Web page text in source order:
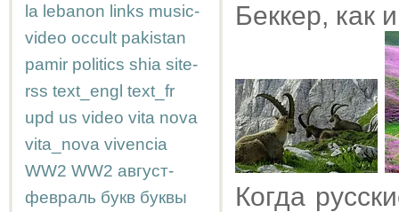
la lebanon links music-
video occult pakistan
pamir politics shia site-
rss text_engl text_fr
upd us video vita nova
vita_nova vivencia
WW2 WW2 август-
февраль букв буквы
Беккер, как
Когда